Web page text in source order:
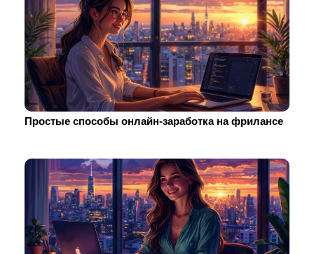
Простые способы онлайн-заработка на фрилансе